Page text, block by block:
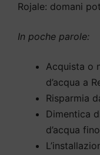
Rojale: domani
In poche parole:
Acquista o
d’acqua a
Risparmia
Dimentica
d’acqua